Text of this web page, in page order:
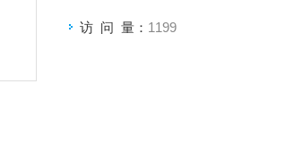
访 问 量： 1199